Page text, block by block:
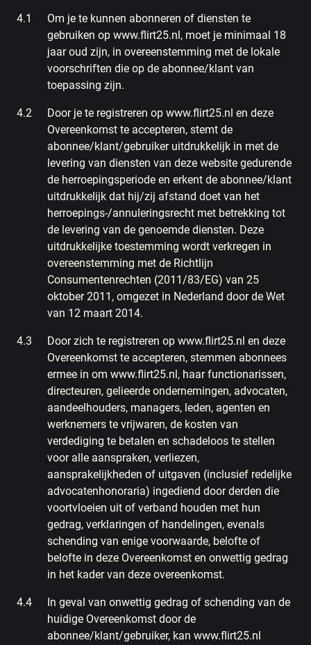
Om je te kunnen abonneren of diensten te
gebruiken op www.flirt25.nl, moet je minimaal 18
jaar oud zijn, in overeenstemming met de lokale
voorschriften die op de abonnee/klant van
toepassing zijn.
Door je te registreren op www.flirt25.nl en deze
Overeenkomst te accepteren, stemt de
abonnee/klant/gebruiker uitdrukkelijk in met de
levering van diensten van deze website gedurende
de herroepingsperiode en erkent de abonnee/klant
uitdrukkelijk dat hij/zij afstand doet van het
herroepings-/annuleringsrecht met betrekking tot
de levering van de genoemde diensten. Deze
uitdrukkelijke toestemming wordt verkregen in
overeenstemming met de Richtlijn
Consumentenrechten (2011/83/EG) van 25
oktober 2011, omgezet in Nederland door de Wet
van 12 maart 2014.
Door zich te registreren op www.flirt25.nl en deze
Overeenkomst te accepteren, stemmen abonnees
ermee in om www.flirt25.nl, haar functionarissen,
directeuren, gelieerde ondernemingen, advocaten,
aandeelhouders, managers, leden, agenten en
werknemers te vrijwaren, de kosten van
verdediging te betalen en schadeloos te stellen
voor alle aanspraken, verliezen,
aansprakelijkheden of uitgaven (inclusief redelijke
advocatenhonoraria) ingediend door derden die
voortvloeien uit of verband houden met hun
gedrag, verklaringen of handelingen, evenals
schending van enige voorwaarde, belofte of
belofte in deze Overeenkomst en onwettig gedrag
in het kader van deze overeenkomst.
In geval van onwettig gedrag of schending van de
huidige Overeenkomst door de
abonnee/klant/gebruiker, kan www.flirt25.nl